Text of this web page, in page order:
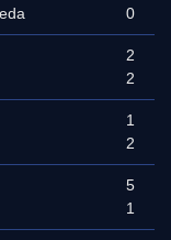
0
2
2
1
2
5
1